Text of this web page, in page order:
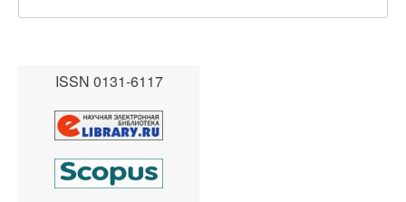
ISSN 0131-6117